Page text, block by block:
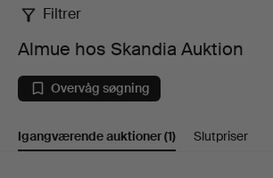
Almue
hos
Skandia
Auktion
Filtrer
Almue hos Skandia Auktion
Overvåg søgning
Igangværende auktioner(1) Slutpriser